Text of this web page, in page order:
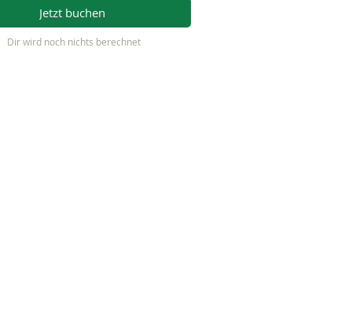
Jetzt buchen
Dir wird noch nichts berechnet